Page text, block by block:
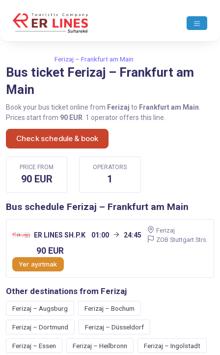
Ferizaj – Frankfurt am Main
Bus ticket Ferizaj – Frankfurt am
Main
Book your bus ticket online from Ferizaj to Frankfurt am Main
Prices start from 90 EUR . 1 operator offers this line.
Check schedule & book
PRICE FROM
90 EUR
OPERATORS
1
Bus schedule Ferizaj – Frankfurt am Main
ER LINES SH.P.K 01:00 24:45
Ferizaj
ZOB Stuttgart Strs.
90 EUR
Yer ayırtmak
Other destinations from Ferizaj
Ferizaj – Augsburg Ferizaj – Bochum
Ferizaj – Dortmund Ferizaj – Düsseldorf
Ferizaj – Essen Ferizaj – Heilbronn Ferizaj – Ingolstadt